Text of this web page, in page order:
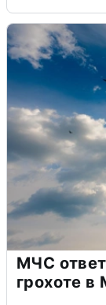
МЧС
грохоте в